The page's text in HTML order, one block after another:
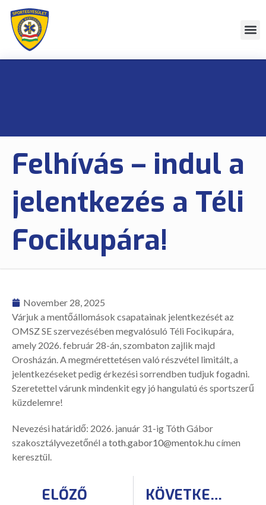
Felhívás – indul a
jelentkezés a Téli
Focikupára!
November 28, 2025
Várjuk a mentőállomások csapatainak jelentkezését az
OMSZ SE szervezésében megvalósuló Téli Focikupára,
amely 2026. február 28-án, szombaton zajlik majd
Orosházán. A megmérettetésen való részvétel limitált, a
jelentkezéseket pedig érkezési sorrendben tudjuk fogadni.
Szeretettel várunk mindenkit egy jó hangulatú és sportszerű
küzdelemre!
Nevezési határidő: 2026. január 31-ig Tóth Gábor
szakosztályvezetőnél a toth.gabor10@mentok.hu címen
keresztül.
ELŐZŐ KÖVETKEZŐ